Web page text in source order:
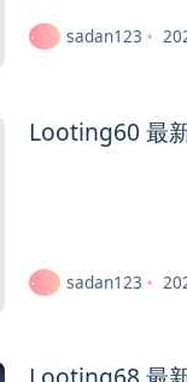
sadan123
Looting60 最
sadan123